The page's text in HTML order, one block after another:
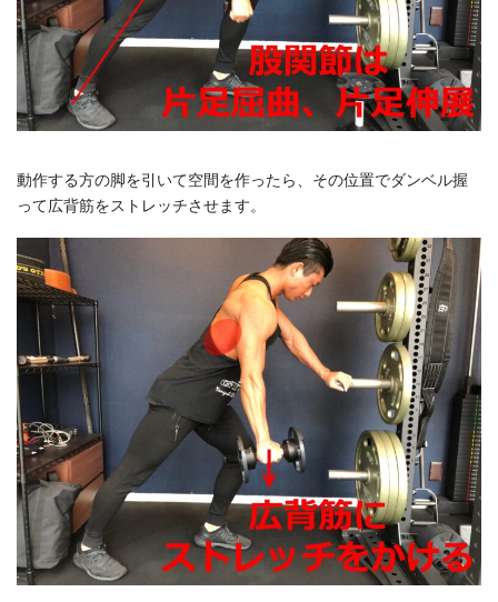
動作する方の脚を引いて空間を作ったら、その位置でダンベル握
って広背筋をストレッチさせます。